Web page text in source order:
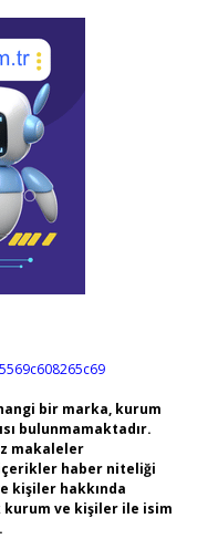
bir marka, kurum
bulunmamaktadır.
makaleler
haber niteliği
kişiler hakkında
kurum ve kişiler ile isim